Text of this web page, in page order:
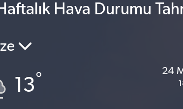
Hava Durumu
13°
24